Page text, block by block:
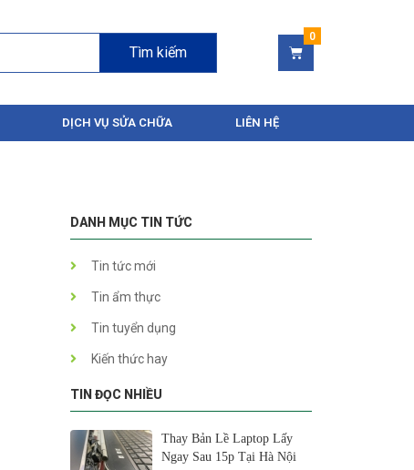
Tìm kiếm
DỊCH VỤ SỬA CHỮA LIÊN HỆ
DANH MỤC TIN TỨC
Tin tức mới
Tin ẩm thực
Tin tuyển dụng
Kiến thức hay
TIN ĐỌC NHIỀU
Thay Bản Lề Laptop Lấy
Ngay Sau 15p Tại Hà Nội